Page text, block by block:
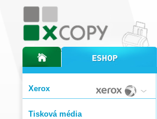
Xerox
Tisková média
úvodní stránka xcopyinternetový obchod xcopy